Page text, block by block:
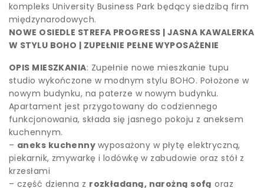
kompleks University Business Park będący siedzibą firm
międzynarodowych.
NOWE OSIEDLE STREFA PROGRESS | JASNA KAWALERKA
W STYLU BOHO | ZUPEŁNIE PEŁNE WYPOSAŻENIE
OPIS MIESZKANIA: Zupełnie nowe mieszkanie tupu
studio wykończone w modnym stylu BOHO. Położone w
nowym budynku, na paterze w nowym budynku.
Apartament jest przygotowany do codziennego
funkcjonowania, składa się jasnego pokoju z aneksem
kuchennym.
– aneks kuchenny wyposażony w płytę elektryczną,
piekarnik, zmywarkę i lodówkę w zabudowie oraz stół z
krzesłami
– część dzienna z rozkładaną, narożną sofą oraz